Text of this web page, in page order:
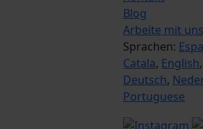
Blog
Arbeite mit uns
Sprachen:
Catala, English,
Deutsch,
Portuguese